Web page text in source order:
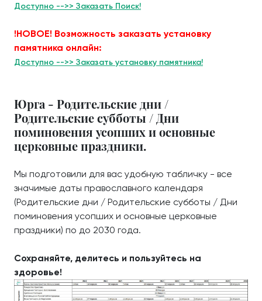
Доступно -->> Заказать Поиск!
!НОВОЕ! Возможность заказать установку
памятника онлайн:
Доступно -->> Заказать установку памятника!
Юрга - Родительские дни /
Родительские субботы / Дни
поминовения усопших и основные
церковные праздники.
Мы подготовили для вас удобную табличку - все
значимые даты православного календаря
(Родительские дни / Родительские субботы / Дни
поминовения усопших и основные церковные
праздники) по до 2030 года.
Сохраняйте, делитесь и пользуйтесь на
здоровье!